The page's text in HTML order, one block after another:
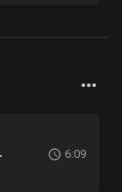
Mix) 6:09